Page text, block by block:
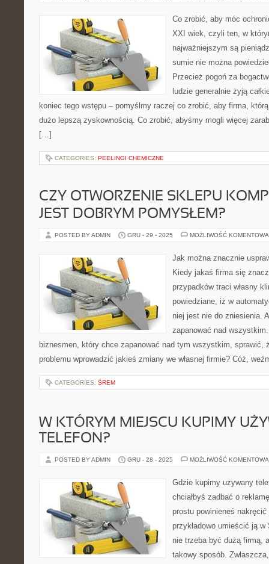
Co zrobić, aby móc
XXI wiek, czyli ten, w
najważniejszym są
sumie nie można
Przecież pogoń za
ludzie generalnie żyją
koniec tego wstępu – pomyślmy raczej co zrobić, aby firma,
dużo lepszą zyskownością. Co zrobić, abyśmy mogli więcej
[…]
CATEGORIES: PEELINGI CHEMICZNE
CZY OTWORZENIE SKLEPU
JEST DOBRYM POMYSŁEM?
POSTED BY ADMIN GRU - 29 - 2025 MOŻLIWOŚĆ
Jak można znacznie
Kiedy jakaś firma się
przypadków traci własny
powiedziane, iż w
niej jest nie do zniesienia.
zapanować nad
biznesmen, który chce zapanować nad tym wszystkim, sprawić,
problemu wprowadzić jakieś zmiany we własnej firmie? Cóż,
CATEGORIES: ŚREM
W KTÓRYM MIEJSCU KUPIMY
TELEFON?
POSTED BY ADMIN GRU - 28 - 2025 MOŻLIWOŚĆ
Gdzie kupimy używany
chciałbyś zadbać o
prostu powinieneś
przykładowo umieścić ją
nie trzeba być dużą firmą,
takowy sposób.